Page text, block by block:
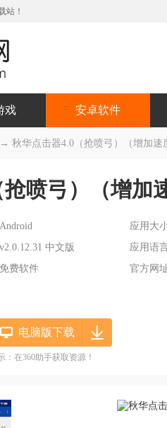
站！
戏 安卓软件
→ 秋华点击器4.0（抢喷弓）（增加速
喷弓）（增加
应用大
中文版
应用语
费软件
官方网
电脑版下载
：在360助手获取资源！